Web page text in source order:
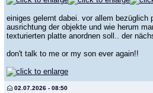
einiges gelernt dabei. vor allem bezüglich
ausrichtung der objekte und wie herum
texturierten platte anordnen soll.. der
don't talk to me or my son ever again!!
02.07.2026 - 08:50